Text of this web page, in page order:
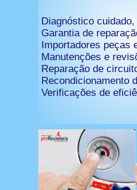
Diagnóstico
Garantia de
Importadores peças
Manutenções e
Reparação de
Recondicionamento
Verificações de